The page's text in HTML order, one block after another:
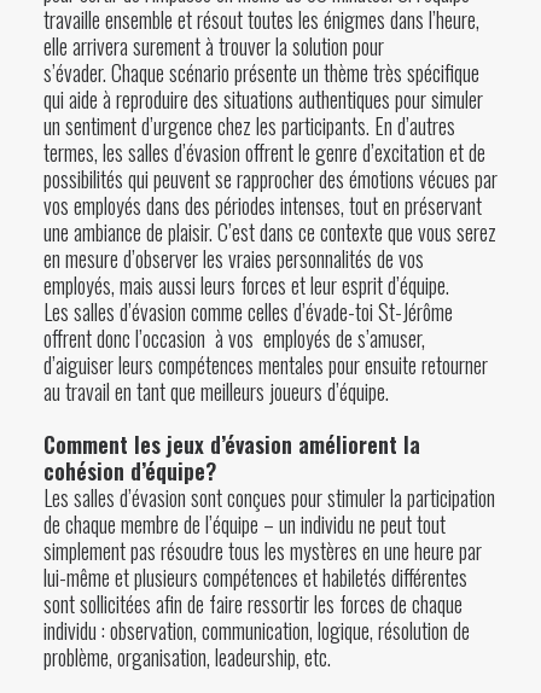
travaille ensemble et résout toutes les énigmes dans l’heure,
elle arrivera surement à trouver la solution pour
s’évader. Chaque scénario présente un thème très spécifique
qui aide à reproduire des situations authentiques pour simuler
un sentiment d’urgence chez les participants. En d’autres
termes, les salles d’évasion offrent le genre d’excitation et de
possibilités qui peuvent se rapprocher des émotions vécues par
vos employés dans des périodes intenses, tout en préservant
une ambiance de plaisir. C’est dans ce contexte que vous serez
en mesure d’observer les vraies personnalités de vos
employés, mais aussi leurs forces et leur esprit d’équipe.
Les salles d’évasion comme celles d’évade-toi St-Jérôme
offrent donc l’occasion à vos employés de s’amuser,
d’aiguiser leurs compétences mentales pour ensuite retourner
au travail en tant que meilleurs joueurs d’équipe.
Comment les jeux d’évasion améliorent la
cohésion d’équipe?
Les salles d’évasion sont conçues pour stimuler la participation
de chaque membre de l’équipe – un individu ne peut tout
simplement pas résoudre tous les mystères en une heure par
lui-même et plusieurs compétences et habiletés différentes
sont sollicitées afin de faire ressortir les forces de chaque
individu : observation, communication, logique, résolution de
problème, organisation, leadeurship, etc.